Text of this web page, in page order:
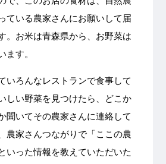
ている農家さんにお願いして届
。お米は青森県から、お野菜は
ます。
いろんなレストランで食事して
しい野菜を見つけたら、どこか
聞いてその農家さんに連絡して
農家さんつながりで「ここの農
いった情報を教えていただいた